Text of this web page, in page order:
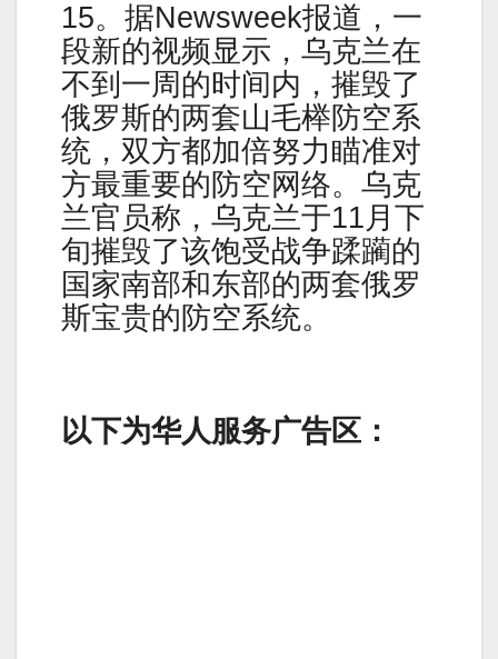
15。据Newsweek报道，一
段新的视频显示，乌克兰在
不到一周的时间内，摧毁了
俄罗斯的两套山毛榉防空系
统，双方都加倍努力瞄准对
方最重要的防空网络。乌克
兰官员称，乌克兰于11月下
旬摧毁了该饱受战争蹂躏的
国家南部和东部的两套俄罗
斯宝贵的防空系统。
以下为华人服务广告区：